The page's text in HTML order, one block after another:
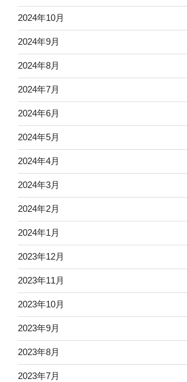
2024年10月
2024年9月
2024年8月
2024年7月
2024年6月
2024年5月
2024年4月
2024年3月
2024年2月
2024年1月
2023年12月
2023年11月
2023年10月
2023年9月
2023年8月
2023年7月